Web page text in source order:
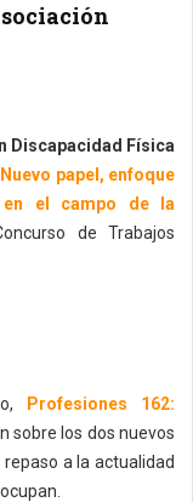
Discapacidad Física
papel, enfoque
el campo de la
de Trabajos
Profesiones 162:
sobre los dos nuevos
a la actualidad